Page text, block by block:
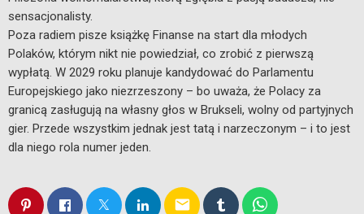
sensacjonalisty.
Poza radiem pisze książkę Finanse na start dla młodych
Polaków, którym nikt nie powiedział, co zrobić z pierwszą
wypłatą. W 2029 roku planuje kandydować do Parlamentu
Europejskiego jako niezrzeszony – bo uważa, że Polacy za
granicą zasługują na własny głos w Brukseli, wolny od partyjnych
gier. Przede wszystkim jednak jest tatą i narzeczonym – i to jest
dla niego rola numer jeden.
email